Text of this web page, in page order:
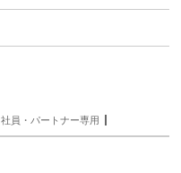
社員・パートナー専用